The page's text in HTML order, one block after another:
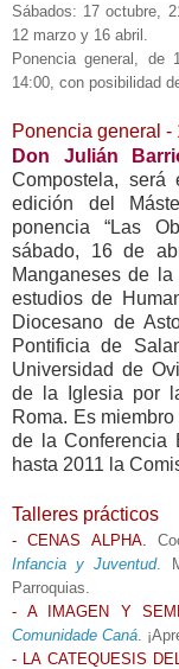
Sábados: 17 octubre,
12 marzo y 16 abril.
Ponencia general,
14:00, con posibilidad
Ponencia general -
Don Julián
Compostela, será
edición del
ponencia “Las
sábado, 16 de
Manganeses de
estudios de
Diocesano de
Pontificia de
Universidad de
de la Iglesia por
Roma. Es
de la Conferencia
hasta 2011 la
Talleres prácticos
- CENAS ALPHA.
Infancia y Juventud.
Parroquias.
- A IMAGEN Y
Comunidade Caná .
- LA CATEQUESIS